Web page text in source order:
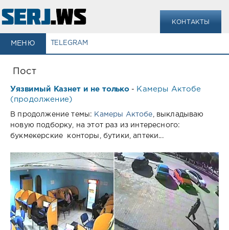
КОНТАКТЫ
МЕНЮ TELEGRAM
Пост
Уязвимый Казнет и не только- Камеры Актобе
(продолжение)
В продолжение темы: Камеры Актобе, выкладываю
новую подборку, на этот раз из интересного:
букмекерские конторы, бутики, аптеки...